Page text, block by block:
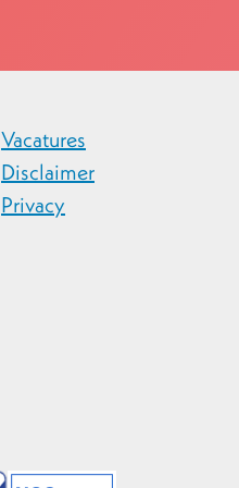
Vacatures
Disclaimer
Privacy